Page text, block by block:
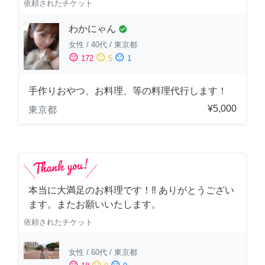
依頼されたチケット
わかにゃん check_circle
女性 / 40代 / 東京都
sentiment_satisfied 172 sentiment_neutral 5 sentiment_dissatisfied 1
手作りおやつ、お料理、等の料理代行します！
東京都
¥5,000
本当に大満足のお料理です！‼️ ありがとうござい
ます。またお願いいたします。
依頼されたチケット
女性 / 60代 / 東京都